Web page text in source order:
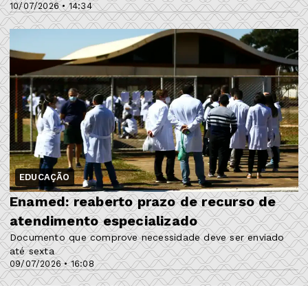
10/07/2026 • 14:34
EDUCAÇÃO
09/07/2026 • 16:08
Enamed: reaberto prazo de recurso de
atendimento especializado
Documento que comprove necessidade deve ser enviado
até sexta